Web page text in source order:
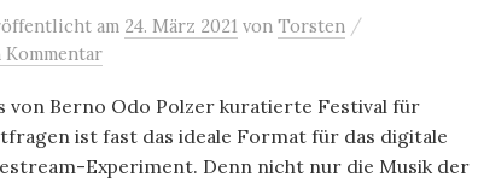
am 24. März 2021 von Torsten /
Kommentar
von Berno Odo Polzer kuratierte Festival für
ist fast das ideale Format für das digitale
Experiment. Denn nicht nur die Musik der